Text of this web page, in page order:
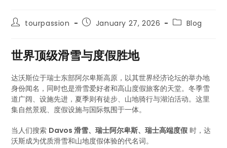
tourpassion January 27, 2026 Blog
世界顶级滑雪与度假胜地
达沃斯位于瑞士东部阿尔卑斯高原，以其世界经济论坛的举办地
身份闻名，同时也是滑雪爱好者和高山度假旅客的天堂。冬季雪
道广阔、设施先进，夏季则有徒步、山地骑行与湖泊活动。这里
集自然景观、度假设施与国际氛围于一体。
当人们搜索 Davos 滑雪、瑞士阿尔卑斯、瑞士高端度假 时，达
沃斯成为优质滑雪和山地度假体验的代名词。